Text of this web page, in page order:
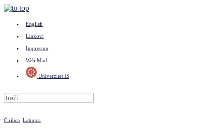
English
Linkovi
Impresum
Web Mail
Univerzitet IS
Ćirilica Latinica